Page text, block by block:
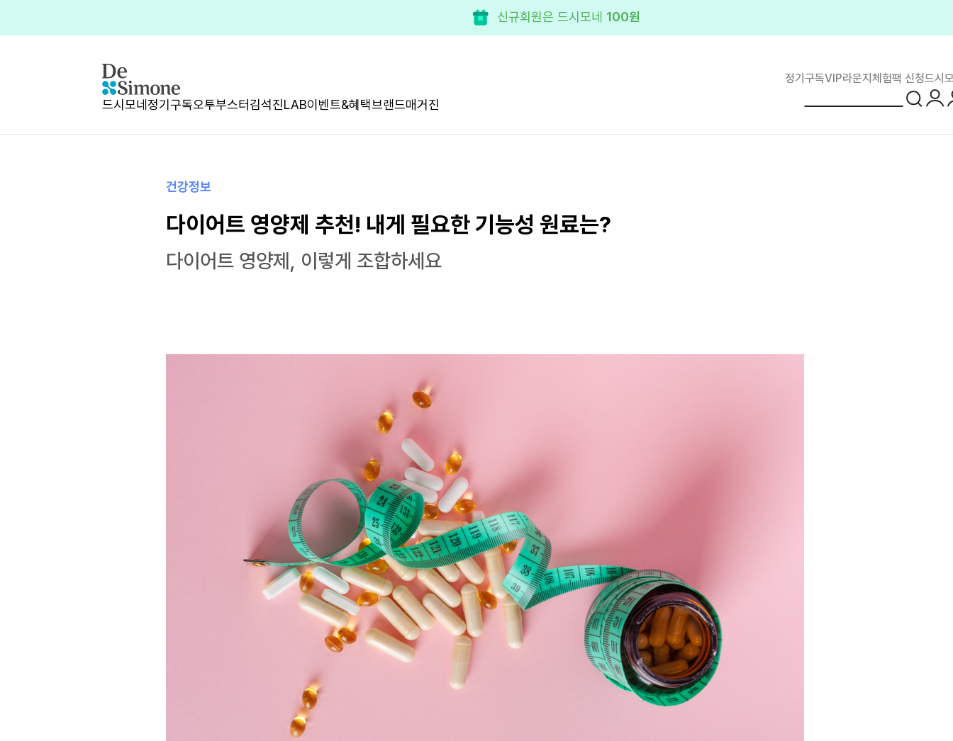
모든 제품 50% 혜택!구독 플러스
드시모네 정기구독오투부스터김석진LAB이벤트&혜택브랜드매거진
정기구독VIP라운지 체험팩 신청드시
로그
건강정보
다이어트 영양제 추천! 내게 필요한 기능성 원료는?
다이어트 영양제, 이렇게 조합하세요